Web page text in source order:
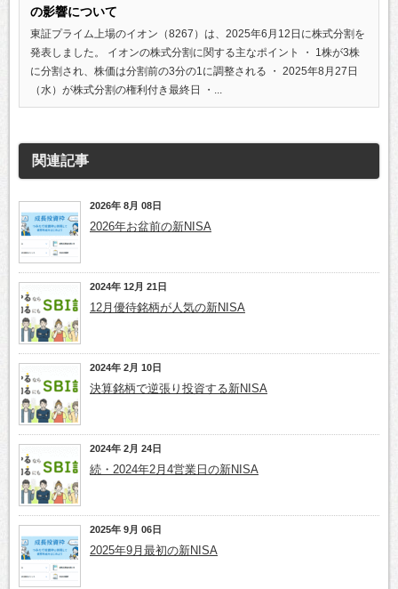
の影響について
東証プライム上場のイオン（8267）は、2025年6月12日に株式分割を
発表しました。 イオンの株式分割に関する主なポイント ・ 1株が3株
に分割され、株価は分割前の3分の1に調整される ・ 2025年8月27日
（水）が株式分割の権利付き最終日 ・...
関連記事
2026年 8月 08日
2026年お盆前の新NISA
2024年 12月 21日
12月優待銘柄が人気の新NISA
2024年 2月 10日
決算銘柄で逆張り投資する新NISA
2024年 2月 24日
続・2024年2月4営業日の新NISA
2025年 9月 06日
2025年9月最初の新NISA